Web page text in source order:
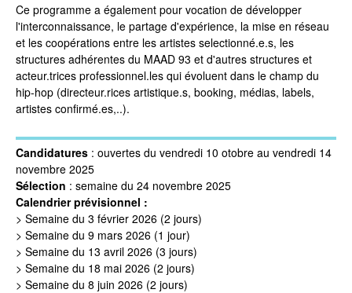
Ce programme a également pour vocation de développer
l'interconnaissance, le partage d'expérience, la mise en réseau
et les coopérations entre les artistes selectionné.e.s, les
structures adhérentes du MAAD 93 et d'autres structures et
acteur.trices professionnel.les qui évoluent dans le champ du
hip-hop (directeur.rices artistique.s, booking, médias, labels,
artistes confirmé.es,..).
Candidatures : ouvertes du vendredi 10 otobre au vendredi 14
novembre 2025
Sélection : semaine du 24 novembre 2025
Calendrier prévisionnel :
> Semaine du 3 février 2026 (2 jours)
> Semaine du 9 mars 2026 (1 jour)
> Semaine du 13 avril 2026 (3 jours)
> Semaine du 18 mai 2026 (2 jours)
> Semaine du 8 juin 2026 (2 jours)